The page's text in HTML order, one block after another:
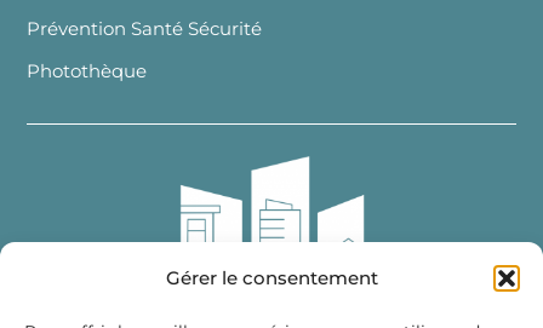
Gérer le consentement
Prévention Santé Sécurité
Photothèque